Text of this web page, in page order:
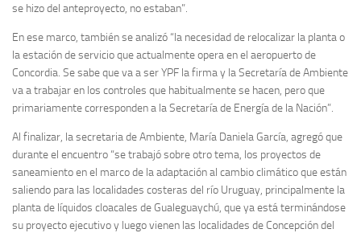
se hizo del anteproyecto, no estaban”.
En ese marco, también se analizó “la necesidad de relocalizar la planta o
la estación de servicio que actualmente opera en el aeropuerto de
Concordia. Se sabe que va a ser YPF la firma y la Secretaría de Ambiente
va a trabajar en los controles que habitualmente se hacen, pero que
primariamente corresponden a la Secretaría de Energía de la Nación”.
Al finalizar, la secretaria de Ambiente, María Daniela García, agregó que
durante el encuentro “se trabajó sobre otro tema, los proyectos de
saneamiento en el marco de la adaptación al cambio climático que están
saliendo para las localidades costeras del río Uruguay, principalmente la
planta de líquidos cloacales de Gualeguaychú, que ya está terminándose
su proyecto ejecutivo y luego vienen las localidades de Concepción del